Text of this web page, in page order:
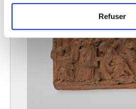
et les annonces, d'offrir des
partageons également des
notre site avec nos partenaires de
publicité et d'analyse, qui peuvent
avec d'autres informations que
ou qu'ils ont collectées lors de
Refuser